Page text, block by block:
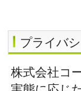
プライバ
株式会社コ